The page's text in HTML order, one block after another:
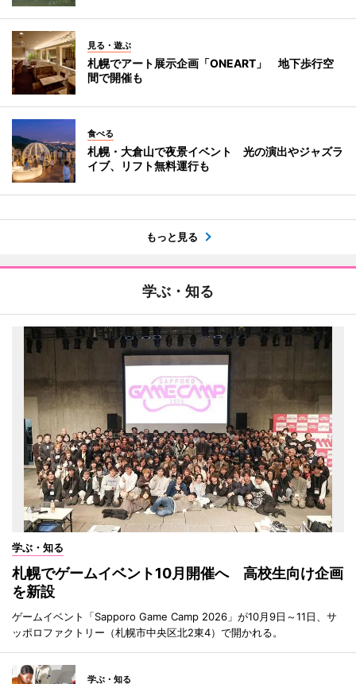
見る・遊ぶ
札幌でアート展示企画「ONEART」 地下歩行空
間で開催も
食べる
札幌・大倉山で夜景イベント 光の演出やジャズラ
イブ、リフト無料運行も
もっと見る
学ぶ・知る
学ぶ・知る
札幌でゲームイベント10月開催へ 高校生向け企画
を新設
ゲームイベント「Sapporo Game Camp 2026」が10月9日～11日、サ
ッポロファクトリー（札幌市中央区北2東4）で開かれる。
学ぶ・知る